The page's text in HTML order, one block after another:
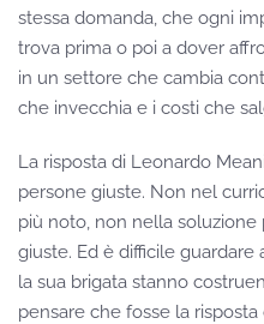
stessa domanda, che ogni
trova prima o poi a dover
in un settore che cambia
che invecchia e i costi che
La risposta di Leonardo
persone giuste. Non nel
più noto, non nella
giuste. Ed è difficile
la sua brigata stanno
pensare che fosse la risposta